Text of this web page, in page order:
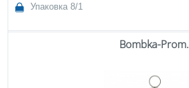
Упаковка 8/1
Bombka-Prom.